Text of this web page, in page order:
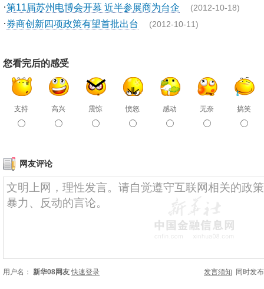
·第11届苏州电博会开幕 近半参展商为台企 (2012-10-18)
·券商创新四项政策有望首批出台 (2012-10-11)
您看完后的感受
支持 高兴 震惊 愤怒 感动 无奈 搞笑
网友评论
用户名： 新华08网友 快速登录 发言须知 同时发